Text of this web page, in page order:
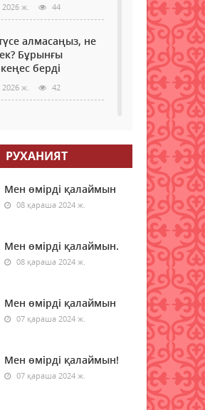
ж. 44
алмасаңыз, не
Бұрынғы
берді
ж. 42
-
ж.
тәулікте үш
тіркелді
ж. 56
Астана мен
аптап ыстық
ескертті
ж.
7 тамызда үш
тіркелді
ж.
РУХАНИЯТ
Мен өмірді қалаймын
08 қараша 2024 ж.
Мен өмірді қалаймын.
08 қараша 2024 ж.
Мен өмірді қалаймын
07 қараша 2024 ж.
Мен өмірді қалаймын!
07 қараша 2024 ж.